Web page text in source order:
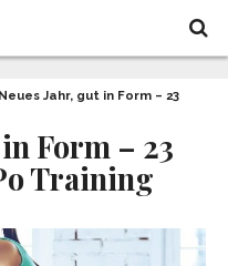
Neues Jahr, gut in Form – 23
Form – 23
Training